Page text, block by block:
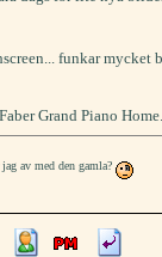
funkar mycket
Grand Piano
av med den gamla?